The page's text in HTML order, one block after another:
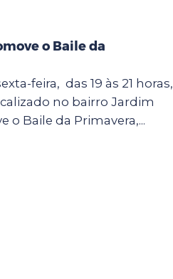
o Baile da
feira, das 19 às 21 horas,
no bairro Jardim
o Baile da Primavera,...